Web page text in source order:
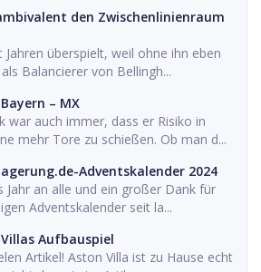
den Zwischenlinienraum
Jahren überspielt, weil ohne ihn eben
Balancierer von Bellingh...
– MX
war auch immer, dass er Risiko in
mehr Tore zu schießen. Ob man d...
Adventskalender 2024
Jahr an alle und ein großer Dank für
Adventskalender seit la...
Aufbauspiel
Artikel! Aston Villa ist zu Hause echt